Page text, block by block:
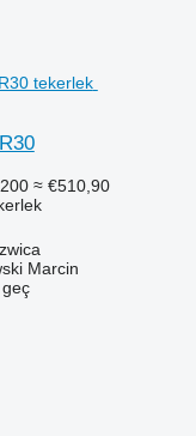
≈ €510,90
Marcin
geç